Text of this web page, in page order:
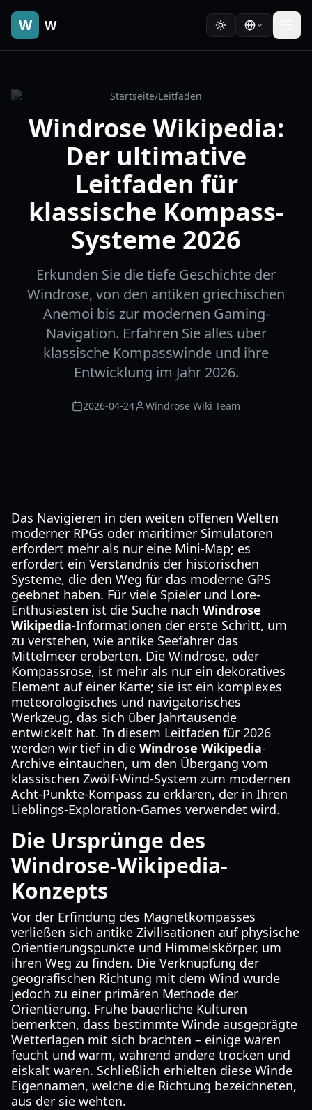
W W
Startseite/Leitfaden
Windrose Wikipedia:
Der ultimative
Leitfaden für
klassische Kompass-
Systeme 2026
Erkunden Sie die tiefe Geschichte der
Windrose, von den antiken griechischen
Anemoi bis zur modernen Gaming-
Navigation. Erfahren Sie alles über
klassische Kompasswinde und ihre
Entwicklung im Jahr 2026.
2026-04-24 Windrose Wiki Team
Das Navigieren in den weiten offenen Welten
moderner RPGs oder maritimer Simulatoren
erfordert mehr als nur eine Mini-Map; es
erfordert ein Verständnis der historischen
Systeme, die den Weg für das moderne GPS
geebnet haben. Für viele Spieler und Lore-
Enthusiasten ist die Suche nach Windrose
Wikipedia-Informationen der erste Schritt, um
zu verstehen, wie antike Seefahrer das
Mittelmeer eroberten. Die Windrose, oder
Kompassrose, ist mehr als nur ein dekoratives
Element auf einer Karte; sie ist ein komplexes
meteorologisches und navigatorisches
Werkzeug, das sich über Jahrtausende
entwickelt hat. In diesem Leitfaden für 2026
werden wir tief in die Windrose Wikipedia-
Archive eintauchen, um den Übergang vom
klassischen Zwölf-Wind-System zum modernen
Acht-Punkte-Kompass zu erklären, der in Ihren
Lieblings-Exploration-Games verwendet wird.
Die Ursprünge des
Windrose-Wikipedia-
Konzepts
Vor der Erfindung des Magnetkompasses
verließen sich antike Zivilisationen auf physische
Orientierungspunkte und Himmelskörper, um
ihren Weg zu finden. Die Verknüpfung der
geografischen Richtung mit dem Wind wurde
jedoch zu einer primären Methode der
Orientierung. Frühe bäuerliche Kulturen
bemerkten, dass bestimmte Winde ausgeprägte
Wetterlagen mit sich brachten – einige waren
feucht und warm, während andere trocken und
eiskalt waren. Schließlich erhielten diese Winde
Eigennamen, welche die Richtung bezeichneten,
aus der sie wehten.